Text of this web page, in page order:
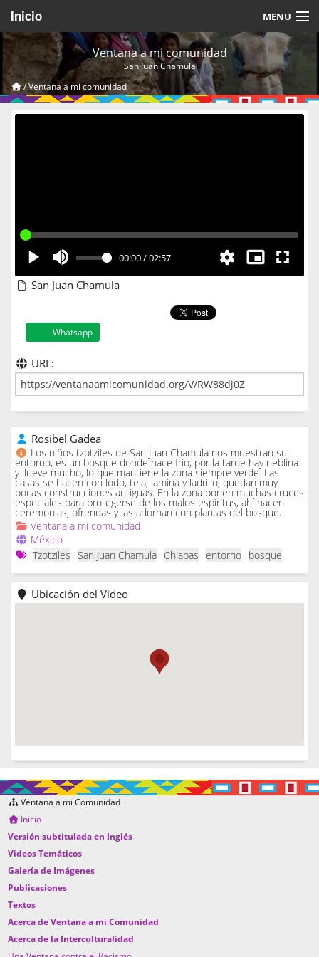
Inicio MENU
Acerca de
Videos Temáticos
Cerrar Sesión
Ventana a mi comunidad
San Juan Chamula
/Ventana a mi comunidad
00:00/02:57
San Juan Chamula
Whatsapp
URL:
Rosibel Gadea
Los niños tzotziles de San Juan Chamula nos muestran su
entorno, es un bosque donde hace frío, por la tarde hay neblina
y llueve mucho, lo que mantiene la zona siempre verde. Las
casas se hacen con lodo, teja, lamina y ladrillo, quedan muy
pocas construcciones antiguas. En la zona ponen muchas cruces
especiales para protegerse de los malos espíritus, ahí hacen
ceremonias, ofrendas y las adornan con plantas del bosque.
Ventana a mi comunidad
México
Tzotziles
San Juan Chamula Chiapas entorno bosque
Ubicación del Video
Ventana a mi Comunidad
Inicio
Versión subtitulada en Inglés
Videos Temáticos
Galería de Imágenes
Publicaciones
Textos
Acerca de Ventana a mi Comunidad
Acerca de la Interculturalidad